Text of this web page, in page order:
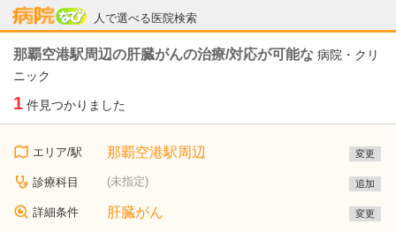
人で選べる医院検索
病院なび
那覇空港駅周辺の肝臓がんの治療/対応が可能な 病院・クリ
ニック
1 件見つかりました
エリア/駅 那覇空港駅周辺 変更
診療科目 (未指定) 追加
詳細条件 肝臓がん 変更